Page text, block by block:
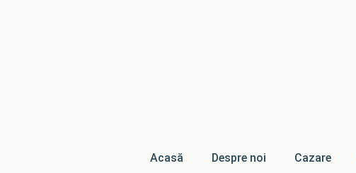
Acasă Despre noi Cazare